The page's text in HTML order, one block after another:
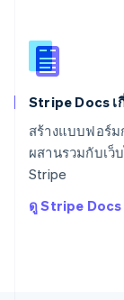
Stripe Docs เ
สร้างแบบฟอร์ม
ผสานรวมกับเ
Stripe
ดู Stripe Docs
สาธารณรัฐเ
English
English简体
ออสเตรเลีย
ออสเตรีย
Deutsch
Italiano